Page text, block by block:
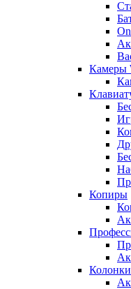
Камеры
Копиры
Колонки